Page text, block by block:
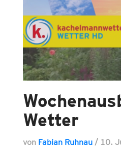
Wetter
von Fabian Ruhnau / 10.